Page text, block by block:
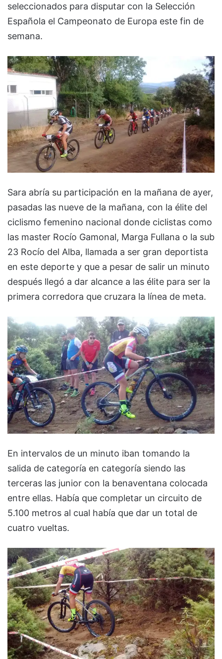
seleccionados para disputar con la Selección
Española el Campeonato de Europa este fin de
semana.
Sara abría su participación en la mañana de ayer,
pasadas las nueve de la mañana, con la élite del
ciclismo femenino nacional donde ciclistas como
las master Rocío Gamonal, Marga Fullana o la sub
23 Rocío del Alba, llamada a ser gran deportista
en este deporte y que a pesar de salir un minuto
después llegó a dar alcance a las élite para ser la
primera corredora que cruzara la línea de meta.
En intervalos de un minuto iban tomando la
salida de categoría en categoría siendo las
terceras las junior con la benaventana colocada
entre ellas. Había que completar un circuito de
5.100 metros al cual había que dar un total de
cuatro vueltas.